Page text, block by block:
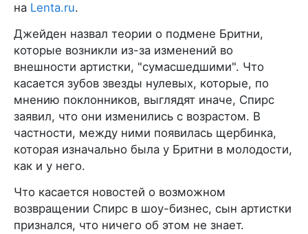
на Lenta.ru.
Джейден назвал теории о подмене Бритни,
которые возникли из-за изменений во
внешности артистки, "сумасшедшими". Что
касается зубов звезды нулевых, которые, по
мнению поклонников, выглядят иначе, Спирс
заявил, что они изменились с возрастом. В
частности, между ними появилась щербинка,
которая изначально была у Бритни в молодости,
как и у него.
Что касается новостей о возможном
возвращении Спирс в шоу-бизнес, сын артистки
признался, что ничего об этом не знает.